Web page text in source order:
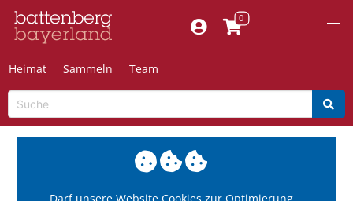
Heimat Sammeln Team
Darf unsere Website Cookies zur Optimierung